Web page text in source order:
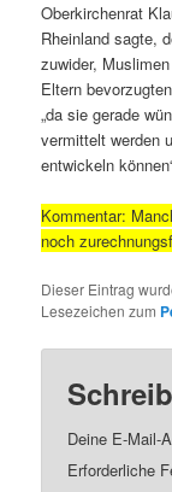
Oberkirchenrat
Rheinland sagte,
zuwider,
Eltern
„da sie gerade
vermittelt werden
entwickeln
Kommentar:
noch
Dieser Eintrag
Lesezeichen zum
Deine E-Mail-
Erforderliche